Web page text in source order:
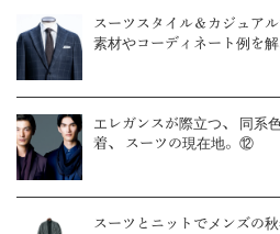
スーツスタイル＆カジュア
素材やコーディネート例を解
エレガンスが際立つ、 同系
着、 スーツの現在地。⑫
スーツとニットでメンズの